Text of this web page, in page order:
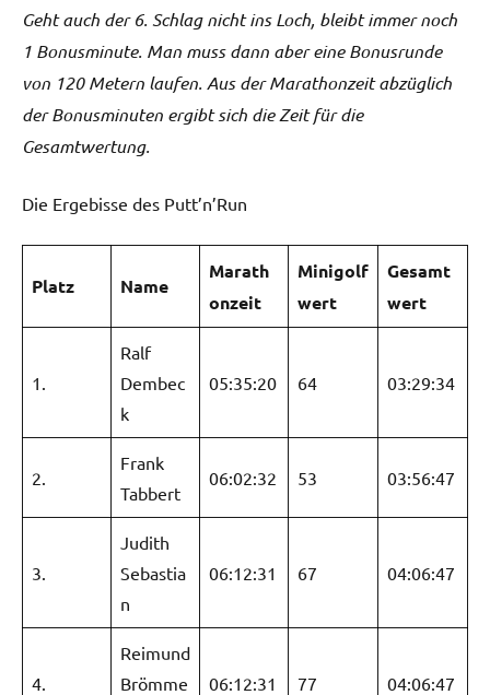
Geht auch der 6. Schlag nicht ins Loch, bleibt immer noch
1 Bonusminute. Man muss dann aber eine Bonusrunde
von 120 Metern laufen. Aus der Marathonzeit abzüglich
der Bonusminuten ergibt sich die Zeit für die
Gesamtwertung.
Die Ergebisse des Putt’n’Run
Platz Name
Marath
onzeit
Minigolf
wert
Gesamt
wert
1.
Ralf
Dembec
k
05:35:20 64 03:29:34
2.
Frank
Tabbert
06:02:32 53 03:56:47
3.
Judith
Sebastia
n
06:12:31 67 04:06:47
4.
Reimund
Brömme
06:12:31 77 04:06:47